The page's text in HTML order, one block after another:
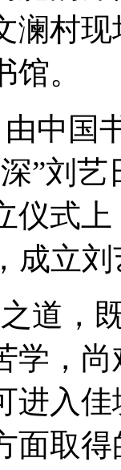
澜村
。
由中国
”刘
仪式
成立
道，
学，
进入
面取